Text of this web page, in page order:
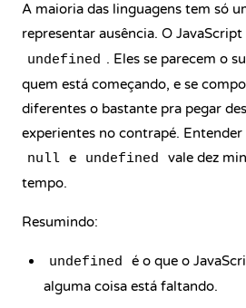
A maioria das linguagens tem só
representar ausência. O
undefined . Eles se parecem o
quem está começando, e se
diferentes o bastante pra pegar
experientes no contrapé.
null e undefined
vale dez
tempo.
Resumindo:
undefined
é o que o
alguma coisa está faltando.